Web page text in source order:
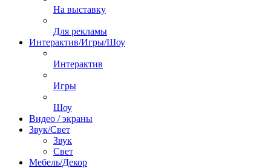
На выставку
Для рекламы
Интерактив/Игры/Шоу
Интерактив
Игры
Шоу
Видео / экраны
Звук/Свет
Звук
Свет
Мебель/Декор